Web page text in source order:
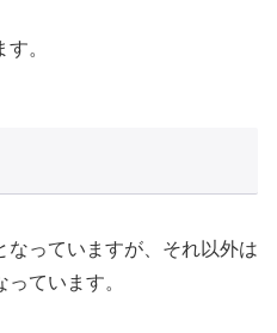
。
なっていますが、それ以外は
ています。